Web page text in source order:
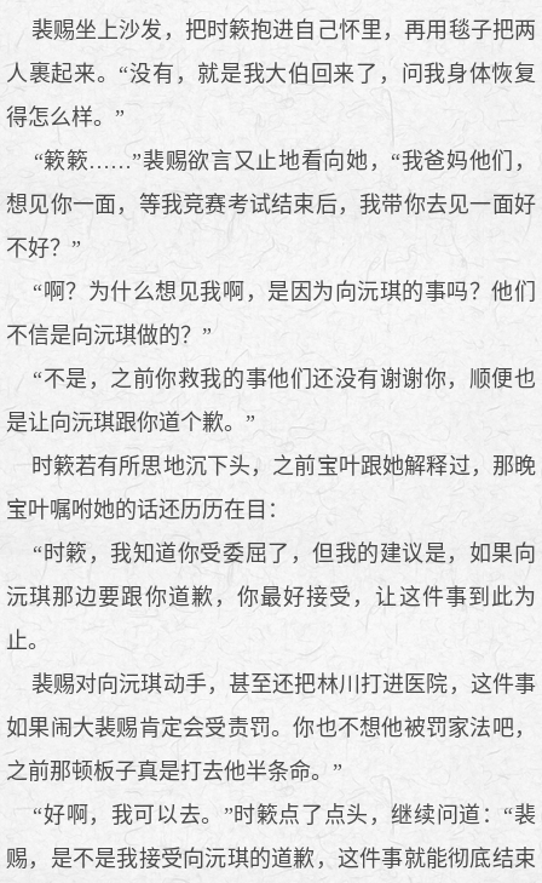
裴赐坐上沙发，把时簌抱进自己怀里，再用毯子把两
人裹起来。“没有，就是我大伯回来了，问我身体恢复
得怎么样。”
“簌簌……”裴赐欲言又止地看向她，“我爸妈他们，
想见你一面，等我竞赛考试结束后，我带你去见一面好
不好？”
“啊？为什么想见我啊，是因为向沅琪的事吗？他们
不信是向沅琪做的？”
“不是，之前你救我的事他们还没有谢谢你，顺便也
是让向沅琪跟你道个歉。”
时簌若有所思地沉下头，之前宝叶跟她解释过，那晚
宝叶嘱咐她的话还历历在目：
“时簌，我知道你受委屈了，但我的建议是，如果向
沅琪那边要跟你道歉，你最好接受，让这件事到此为
止。
裴赐对向沅琪动手，甚至还把林川打进医院，这件事
如果闹大裴赐肯定会受责罚。你也不想他被罚家法吧，
之前那顿板子真是打去他半条命。”
“好啊，我可以去。”时簌点了点头，继续问道：“裴
赐，是不是我接受向沅琪的道歉，这件事就能彻底结束